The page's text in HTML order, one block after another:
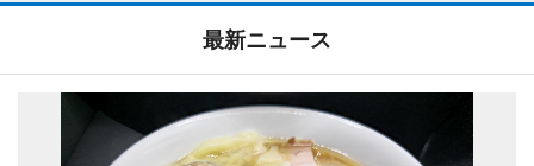
最新ニュース